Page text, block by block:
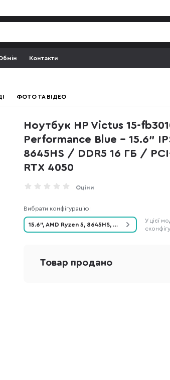
Контакти
ФОТО ТА ВІДЕО
Ноутбук HP Victus 15-
Performance Blue - 15.6"
8645HS / DDR5 16 ГБ /
RTX 4050
Оціни
Вибрати конфігурацію:
15.6", AMD Ryzen 5, 8645HS, 6
-ядерний, ОЗП: 16 ГБ, ПЗП:
У цієї
Товар продано